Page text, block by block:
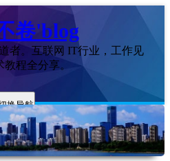
卷'blog
者。互联网 IT行业，工作见
程全分享。
换导航